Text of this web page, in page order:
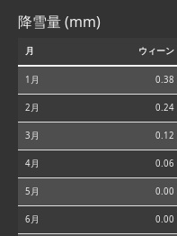
降雪量 (mm)
月 ウィーン
1月 0.38
2月 0.24
3月 0.12
4月 0.06
5月 0.00
6月 0.00